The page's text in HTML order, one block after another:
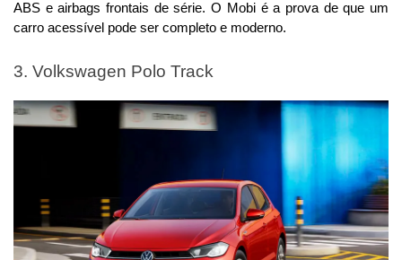
ABS e airbags frontais de série. O Mobi é a prova de que um
carro acessível pode ser completo e moderno.
3. Volkswagen Polo Track